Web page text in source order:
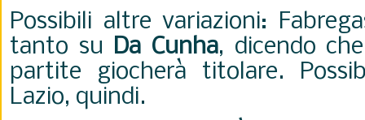
Possibili altre variazioni:
tanto su Da Cunha, dicendo
partite giocherà titolare.
Lazio, quindi.